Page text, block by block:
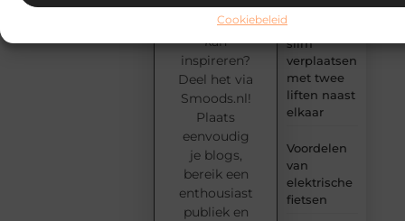
Cookiebeleid
Goederen
en auto’s
slim
verplaatsen
met twee
liften naast
elkaar
Voordelen
van
elektrische
fietsen
anderen
kan
inspireren?
Deel het via
Smoods.nl!
Plaats
eenvoudig
je blogs,
bereik een
enthousiast
publiek en